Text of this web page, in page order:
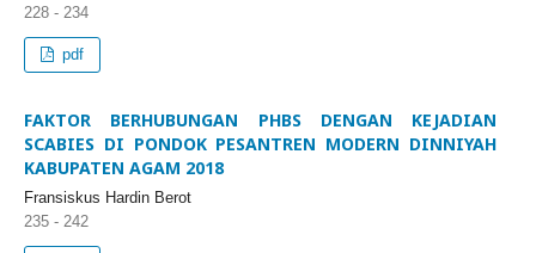
228 - 234
pdf
FAKTOR BERHUBUNGAN PHBS DENGAN KEJADIAN
SCABIES DI PONDOK PESANTREN MODERN DINNIYAH
KABUPATEN AGAM 2018
Fransiskus Hardin Berot
235 - 242